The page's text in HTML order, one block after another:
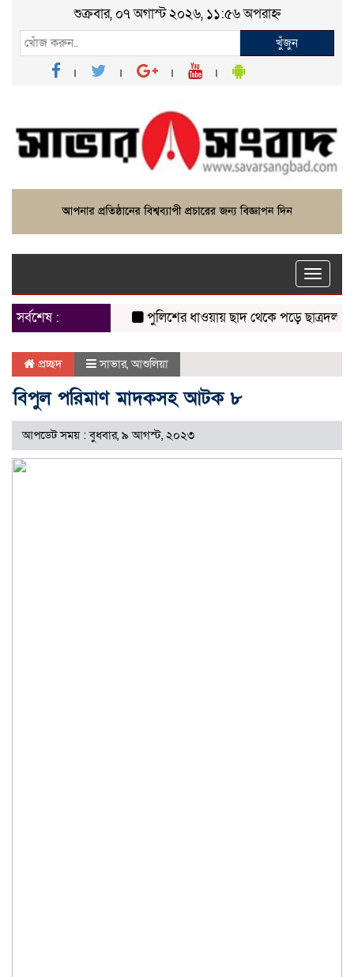
শুক্রবার, ০৭ অগাস্ট ২০২৬, ১১:৫৬ অপরাহ্ন
খুঁজুন
Toggle
সর্বশেষ :
পুলিশের ধাওয়ায় ছাদ থেকে পড়ে ছাত্রদল
প্রচ্ছদ সাভার,আশুলিয়া
বিপুল পরিমাণ মাদকসহ আটক ৮
আপডেট সময় : বুধবার, ৯ আগস্ট, ২০২৩